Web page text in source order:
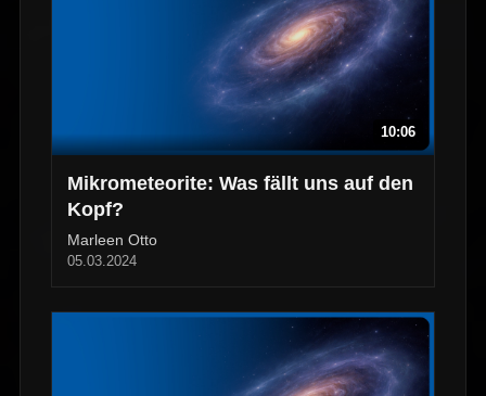
10:06
Mikrometeorite: Was fällt uns auf den
Kopf?
Marleen Otto
05.03.2024